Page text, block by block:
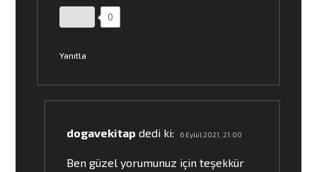
0
Yanıtla
dogavekitap dedi ki: 6 Eylül 2021, 21:00
Ben güzel yorumunuz için teşekkür